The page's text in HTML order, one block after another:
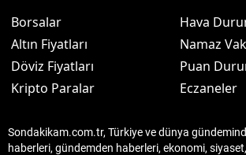
Borsalar
Altın Fiyatları
Döviz Fiyatları
Kripto Paralar
Hava
Namaz
Puan
Eczaneler
Sondakikam.com.tr, Türkiye ve dünya
haberleri, gündemden haberleri, ekonomi,